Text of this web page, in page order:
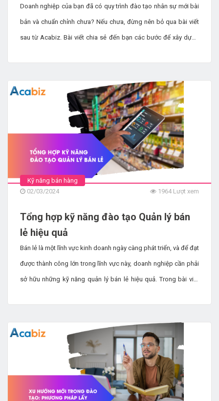
nghiệp
Doanh nghiệp của bạn đã có quy trình đào tạo nhân sự mới bài
bản và chuẩn chỉnh chưa? Nếu chưa, đừng nên bỏ qua bài viết
sau từ Acabiz. Bài viết chia sẻ đến bạn các bước để xây dựng
Kỹ năng bán hàng
02/03/2024
1964 Lượt xem
Tổng hợp kỹ năng đào tạo Quản lý bán
lẻ hiệu quả
Bán lẻ là một lĩnh vực kinh doanh ngày càng phát triển, và để đạt
được thành công lớn trong lĩnh vực này, doanh nghiệp cần phải
sở hữu những kỹ năng quản lý bán lẻ hiệu quả. Trong bài viết